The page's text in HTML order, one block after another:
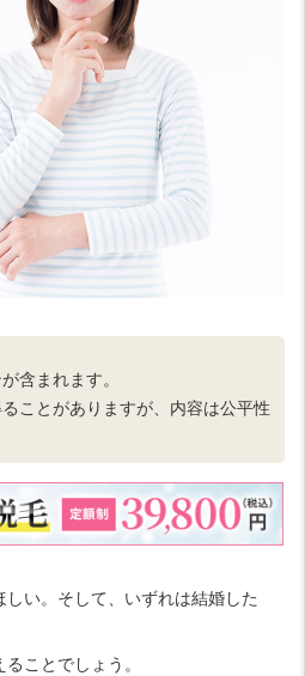
含まれます。
ことがありますが、内容は公平性
しい。そして、いずれは結婚した
ことでしょう。